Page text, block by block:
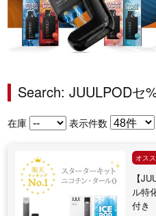
Search: JUULPODセ
在庫 表示件数
オス
【
ル特
付き